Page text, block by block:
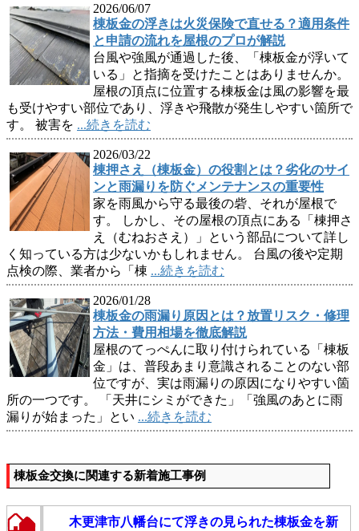
2026/06/07
棟板金の浮きは火災保険で直せる？適用条件
と申請の流れを屋根のプロが解説
台風や強風が通過した後、「棟板金が浮いて
いる」と指摘を受けたことはありませんか。
屋根の頂点に位置する棟板金は風の影響を最
も受けやすい部位であり、浮きや飛散が発生しやすい箇所で
す。 被害を ...続きを読む
2026/03/22
棟押さえ（棟板金）の役割とは？劣化のサイ
ンと雨漏りを防ぐメンテナンスの重要性
家を雨風から守る最後の砦、それが屋根で
す。 しかし、その屋根の頂点にある「棟押さ
え（むねおさえ）」という部品について詳し
く知っている方は少ないかもしれません。 台風の後や定期
点検の際、業者から「棟 ...続きを読む
2026/01/28
棟板金の雨漏り原因とは？放置リスク・修理
方法・費用相場を徹底解説
屋根のてっぺんに取り付けられている「棟板
金」は、普段あまり意識されることのない部
位ですが、実は雨漏りの原因になりやすい箇
所の一つです。 「天井にシミができた」「強風のあとに雨
漏りが始まった」とい ...続きを読む
棟板金交換に関連する新着施工事例
木更津市八幡台にて浮きの見られた棟板金を新